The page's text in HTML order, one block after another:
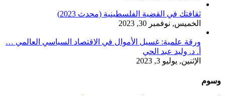
ثقافتك في القضية الفلسطينية (محدث 2023)
الخميس, نوفمبر 30, 2023
ورقة علمية: غسيل الأموال في الاقتصاد السياسي العالمي …
أ. د. وليد عبد الحي
الإثنين, يوليو 3, 2023
وسوم